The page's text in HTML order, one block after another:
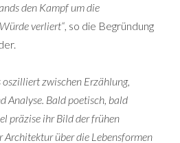
den Kampf um die
verliert“, so die Begründung
oszilliert zwischen Erzählung,
Analyse. Bald poetisch, bald
präzise ihr Bild der frühen
Architektur über die Lebensformen